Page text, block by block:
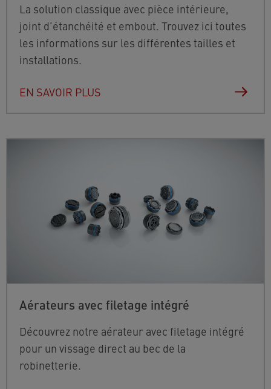
La solution classique avec pièce intérieure,
joint d’étanchéité et embout. Trouvez ici toutes
les informations sur les différentes tailles et
installations.
EN SAVOIR PLUS
Aérateurs avec filetage intégré
Découvrez notre aérateur avec filetage intégré
pour un vissage direct au bec de la
robinetterie.